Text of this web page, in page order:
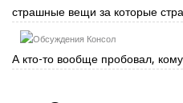
страшные вещи за которые
Консол
А кто-то вообще пробовал,